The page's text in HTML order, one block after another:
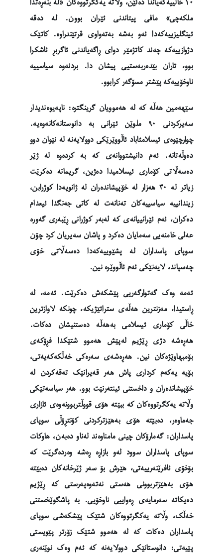
ملکەچی» مافی پیتاندنی ئێران بوون. لە دەقە
ئینگلیزییەکەدا ئەو بەشە بەتەواوی قرتێندراوە. کاتێک
دژوازییەکە چەند کاتژمێر دوای ڕاگەیاندنی ئاگربڕ ئاشکرا
بوو، تاران بێدەربەستیی پیشان دا. بردنەوە سیاسییە
ناوخۆییەکە پێشتر مسۆگەر کرابوو.
سێهەمین هەڵە کە لە هەموویان گرینگترە: ناپەیوەندیدار
سەیرکردنی ٩٠ ملوێن ئێرانی بە دانوستانەکانەوەیە.
چوارچێوەی ئیسلامئاباد ئاڵووێرێکی دوولایەنە لە نێوان دوو
دەوڵەتانە. ئەم دانیشتووانەی کە بە کردەوە لە ژێر
دەسەڵاتی کۆماری ئیسلامیدا دەژین، گریمانە دەکرێت
زیاتر لە ٣٠ هەزار لە خۆپیشاندەران لە ژانویەدا کوژرابن،
زیندانییە سیاسییەکان تەنانەت لە کاتی جەنگدا ئیعدام
دەکران، ئەم ئێرانییانەی کە لەبەر کوژرانی ڕێبەری گەورە
عەلی خامنەیی سەمایان دەکرد و پاشان سەیریان کرد چۆن
سوپای پاسداران لە پشێوییەکەدا دەسەڵاتی خۆی
چەسپاند، لایەنێکی ئەم ئاڵووێرە نین.
ئەمە وەک گەتوارگەریی پێشکەش دەکرێت. ئەمە، لە
ڕاستیدا، مەزنترین هەڵەی ستراتێژیکە، چونکە لاوازترین
خاڵی کۆماری ئیسلامی بەهەڵە دەستنیشان دەکات.
هەڕەشە دژی ڕێژیم لەپێش هەموو شتێکدا فڕۆکەی
بۆمبهاوێژەکان نین. هەڕەشەی سەرەکی خەڵکەکەیەتی،
بۆیە یەکەم کرداری پاش هەر قەیرانێک تەقەکردن لە
خۆپیشاندەران و داخستنی ئینتەرنێت بوو. هەر سیاسەتێکی
وڵاتە یەکگرتووەکان کە ببێتە هۆی قووڵتربوونەوەی ئازاری
جەماوەر، دەبێتە هۆی بەهێزترکردنی کۆنتڕۆڵی سوپای
پاسداران: گەمارۆکان چینی مامناوەند لەناو دەبەن، هاوکات
سوپای پاسداران سوود لەو بازاڕە ڕەشە وەردەگرێت کە
بۆخۆی ئافرێنەرییەتی، هێرش بۆ سەر ژێرخانەکان دەبێتە
هۆی بەهێزتربوونی هەستی نەتەوەپەرستی کە ڕێژیم
دەیکاتە سەرمایەی ڕەواییی ناوخۆیی. بە پاشگوێخستنی
خەڵک، وڵاتە یەکگرتووەکان شتێک پێشکەشی سوپای
پاسداران دەکات کە لە هەموو شتێک زۆرتر پێویستی
پێیەتی: دانوستانێکی دوولایەنە کە ئەم وەک نوێنەری